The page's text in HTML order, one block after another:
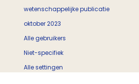
wetenschappelijke publicatie
oktober 2023
Alle gebruikers
Niet-specifiek
Alle settingen